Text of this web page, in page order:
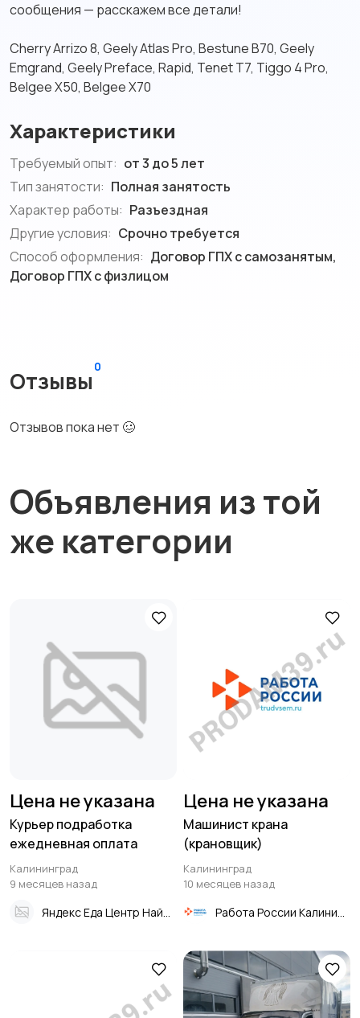
сообщения — расскажем все детали!
Cherry Arrizo 8, Geely Atlas Pro, Bestune B70, Geely
Emgrand, Geely Preface, Rapid, Tenet T7, Tiggo 4 Pro,
Belgee X50, Belgee X70
Характеристики
Требуемый опыт: от 3 до 5 лет
Тип занятости: Полная занятость
Характер работы: Разъездная
Другие условия: Срочно требуется
Способ оформления: Договор ГПХ с самозанятым,
Договор ГПХ с физлицом
Отзывы
0
Отзывов пока нет 🥴
Объявления из той
же категории
Цена не указана
Курьер подработка
ежедневная оплата
Калининград
9 месяцев назад
Цена не указана
Машинист крана
(крановщик)
Калининград
10 месяцев назад